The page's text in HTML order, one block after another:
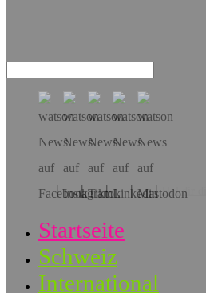
Hol dir
Startseite
Schweiz
International